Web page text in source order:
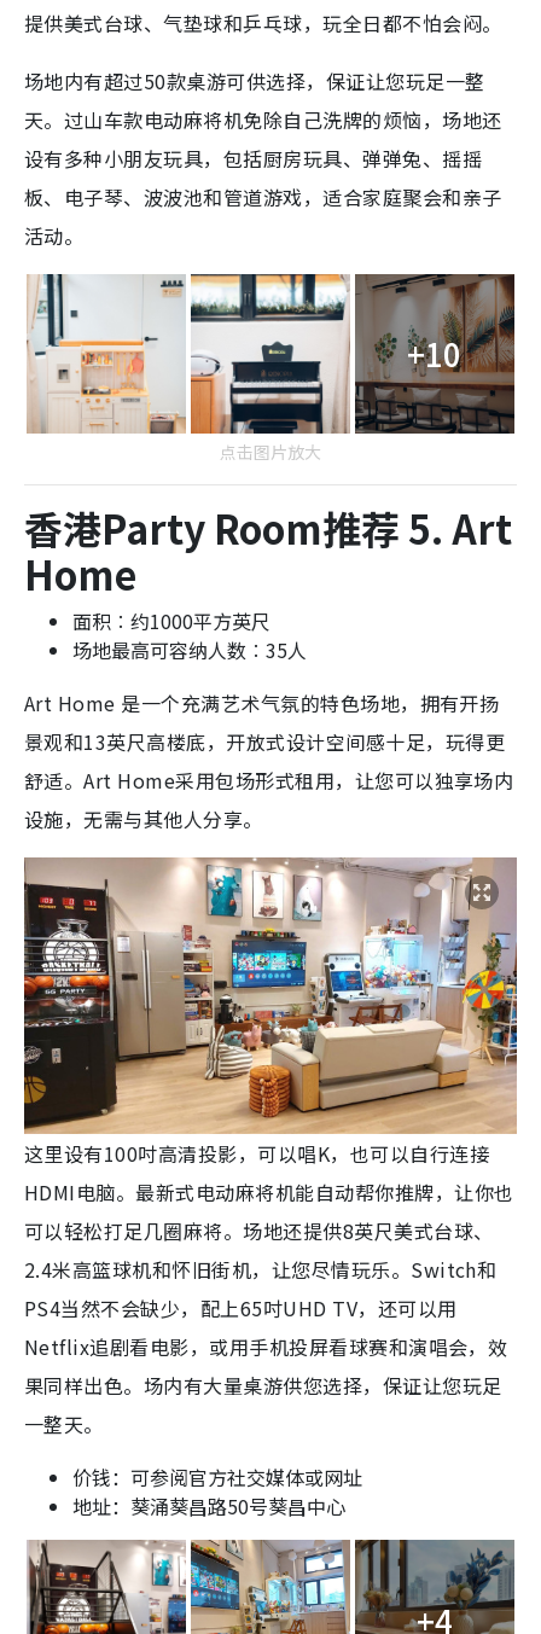
提供美式台球、气垫球和乒乓球，玩全日都不怕会闷。
场地内有超过50款桌游可供选择，保证让您玩足一整
天。过山车款电动麻将机免除自己洗牌的烦恼，场地还
设有多种小朋友玩具，包括厨房玩具、弹弹兔、摇摇
板、电子琴、波波池和管道游戏，适合家庭聚会和亲子
活动。
+10
点击图片放大
香港Party Room推荐 5. Art
Home
面积︰约1000平方英尺
场地最高可容纳人数︰35人
Art Home 是一个充满艺术气氛的特色场地，拥有开扬
景观和13英尺高楼底，开放式设计空间感十足，玩得更
舒适。Art Home采用包场形式租用，让您可以独享场内
设施，无需与其他人分享。
这里设有100吋高清投影，可以唱K，也可以自行连接
HDMI电脑。最新式电动麻将机能自动帮你推牌，让你也
可以轻松打足几圈麻将。场地还提供8英尺美式台球、
2.4米高篮球机和怀旧街机，让您尽情玩乐。Switch和
PS4当然不会缺少，配上65吋UHD TV，还可以用
Netflix追剧看电影，或用手机投屏看球赛和演唱会，效
果同样出色。场内有大量桌游供您选择，保证让您玩足
一整天。
价钱：可参阅官方社交媒体或网址
地址：葵涌葵昌路50号葵昌中心
+4